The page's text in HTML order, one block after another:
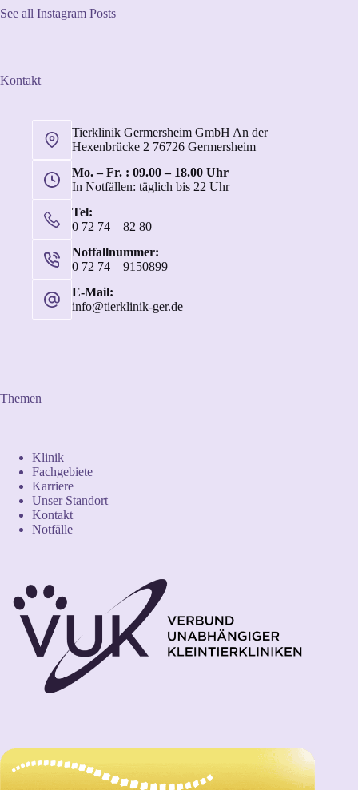
See all Instagram Posts
Kontakt
Tierklinik Germersheim GmbH An der
Hexenbrücke 2 76726 Germersheim
Mo. – Fr. : 09.00 – 18.00 Uhr
In Notfällen: täglich bis 22 Uhr
Tel:
0 72 74 – 82 80
Notfallnummer:
0 72 74 – 9150899
E-Mail:
info@tierklinik-ger.de
Themen
Klinik
Fachgebiete
Karriere
Unser Standort
Kontakt
Notfälle